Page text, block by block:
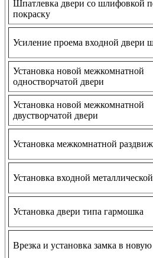
Шпатлевка двери со шлифовкой
покраску
Усиление проема входной двери
Установка новой межкомнатной
одностворчатой двери
Установка новой межкомнатной
двустворчатой двери
Установка межкомнатной
Установка входной
Установка двери типа гармошка
Врезка и установка замка в новую